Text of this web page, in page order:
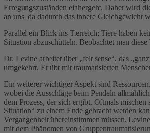
Erregungszuständen einhergeht. Daher wird
an uns, da dadurch das innere Gleichgewicht
Parallel ein Blick ins Tierreich; Tiere haben
Situation abzuschütteln. Beobachtet man
Dr. Levine arbeitet über „felt sense“, das
umgekehrt. Er übt mit traumatisierten
Ein weiterer wichtiger Aspekt sind
wobei die Ausschläge beim Pendeln
dem Prozess, der sich ergibt. Oftmals
Situation“ zu einem Ende gebracht werden
Vergangenheit übereinstimmen müssen.
mit dem Phänomen von